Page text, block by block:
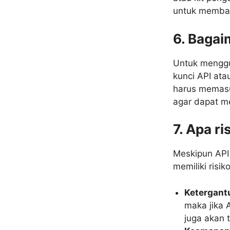
untuk
6.
Untuk
kunci API
harus
agar dapat
7. Apa
Meskipun
memiliki
maka jika
juga akan